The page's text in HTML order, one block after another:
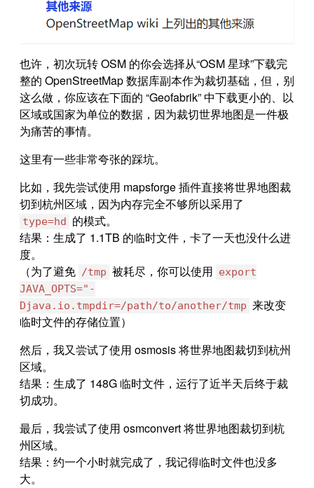
也许，初次玩转 OSM 的你会选择从“OSM 星球”下载完
整的 OpenStreetMap 数据库副本作为裁切基础，但，别
这么做，你应该在下面的 “Geofabrik” 中下载更小的、以
区域或国家为单位的数据，因为裁切世界地图是一件极
为痛苦的事情。
这里有一些非常夸张的踩坑。
比如，我先尝试使用 mapsforge 插件直接将世界地图裁
切到杭州区域，因为内存完全不够所以采用了
type=hd 的模式。
结果：生成了 1.1TB 的临时文件，卡了一天也没什么进
度。
（为了避免 /tmp 被耗尽，你可以使用 export
JAVA_OPTS="-
Djava.io.tmpdir=/path/to/another/tmp 来改变
临时文件的存储位置）
然后，我又尝试了使用 osmosis 将世界地图裁切到杭州
区域。
结果：生成了 148G 临时文件，运行了近半天后终于裁
切成功。
最后，我尝试了使用 osmconvert 将世界地图裁切到杭
州区域。
结果：约一个小时就完成了，我记得临时文件也没多
大。